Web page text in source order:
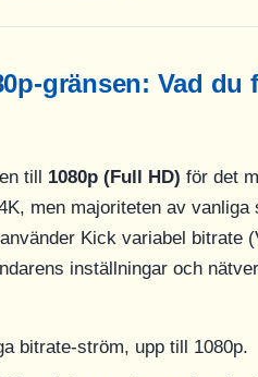
gränsen: Vad du
till 1080p (Full HD) för det
men majoriteten av vanliga
Kick variabel bitrate
inställningar och
bitrate-ström, upp till 1080p.